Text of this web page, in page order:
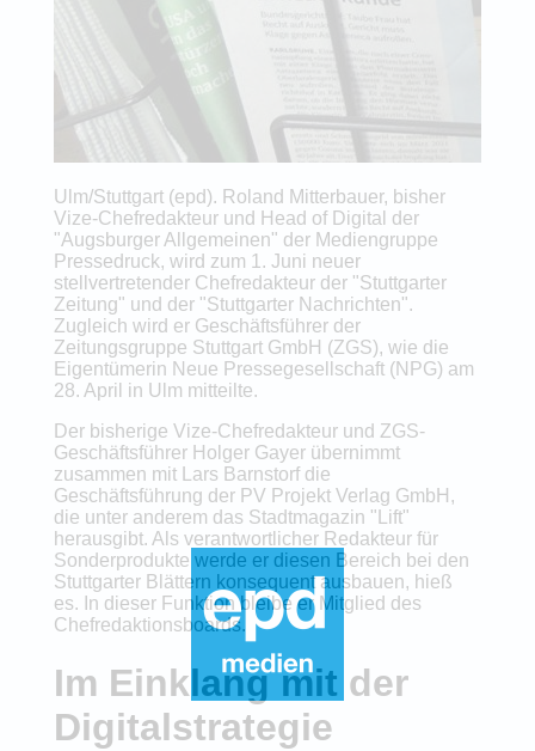
Ulm/Stuttgart (epd). Roland Mitterbauer, bisher
Vize-Chefredakteur und Head of Digital der
"Augsburger Allgemeinen" der Mediengruppe
Pressedruck, wird zum 1. Juni neuer
stellvertretender Chefredakteur der "Stuttgarter
Zeitung" und der "Stuttgarter Nachrichten".
Zugleich wird er Geschäftsführer der
Zeitungsgruppe Stuttgart GmbH (ZGS), wie die
Eigentümerin Neue Pressegesellschaft (NPG) am
28. April in Ulm mitteilte.
Der bisherige Vize-Chefredakteur und ZGS-
Geschäftsführer Holger Gayer übernimmt
zusammen mit Lars Barnstorf die
Geschäftsführung der PV Projekt Verlag GmbH,
die unter anderem das Stadtmagazin "Lift"
herausgibt. Als verantwortlicher Redakteur für
Sonderprodukte werde er diesen Bereich bei den
Stuttgarter Blättern konsequent ausbauen, hieß
es. In dieser Funktion bleibe er Mitglied des
Chefredaktionsboards.
Im Einklang mit der
Digitalstrategie